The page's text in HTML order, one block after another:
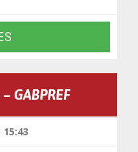
GABPREF
15:43